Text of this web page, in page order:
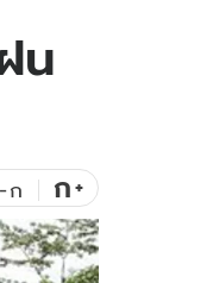
ดูทีวี
WeTV
Exclusive WeTV
น
-ก ก+